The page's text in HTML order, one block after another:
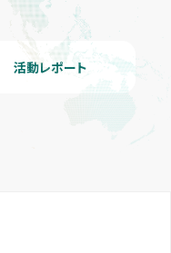
活動レポート